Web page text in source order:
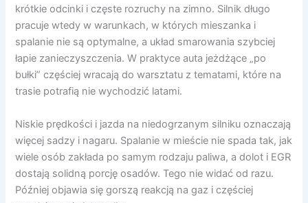
krótkie odcinki i częste rozruchy na zimno. Silnik długo
pracuje wtedy w warunkach, w których mieszanka i
spalanie nie są optymalne, a układ smarowania szybciej
łapie zanieczyszczenia. W praktyce auta jeżdżące „po
bułki” częściej wracają do warsztatu z tematami, które na
trasie potrafią nie wychodzić latami.
Niskie prędkości i jazda na niedogrzanym silniku oznaczają
więcej sadzy i nagaru. Spalanie w mieście nie spada tak, jak
wiele osób zakłada po samym rodzaju paliwa, a dolot i EGR
dostają solidną porcję osadów. Tego nie widać od razu.
Później objawia się gorszą reakcją na gaz i częściej